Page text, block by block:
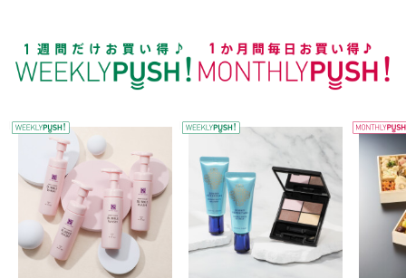
WEEKLY PUSH